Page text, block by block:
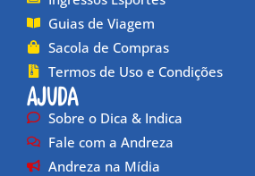
Guias de Viagem
Sacola de Compras
Termos de Uso e Condições
Ajuda
Sobre o Dica & Indica
Fale com a Andreza
Andreza na Mídia